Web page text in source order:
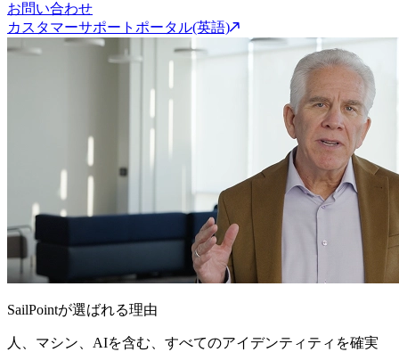
お問い合わせ
カスタマーサポートポータル(英語)
SailPointが選ばれる理由
人、マシン、AIを含む、すべてのアイデンティティを確実